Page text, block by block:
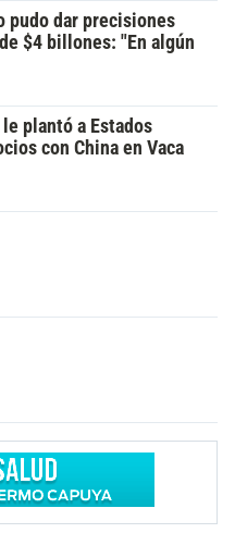
pudo dar precisiones
$4 billones: "En algún
plantó a Estados
con China en Vaca